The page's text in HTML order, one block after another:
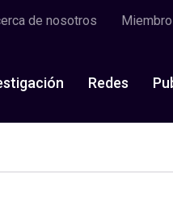
de nosotros
Redes